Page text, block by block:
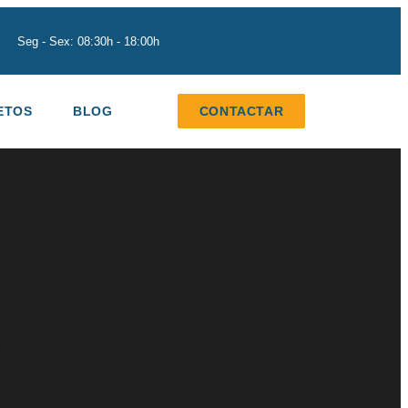
Seg - Sex: 08:30h - 18:00h
BLOG CONTACTAR